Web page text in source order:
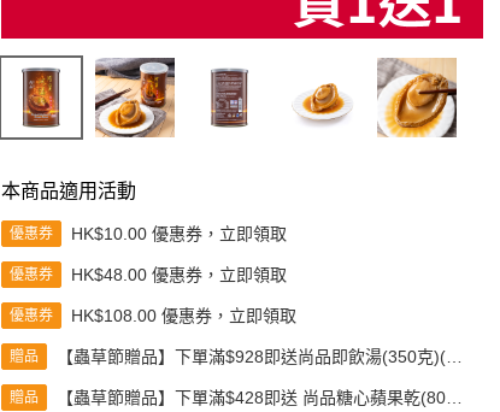
本商品適用活動
優惠券 HK$10.00 優惠券，立即領取
優惠券 HK$48.00 優惠券，立即領取
優惠券 HK$108.00 優惠券，立即領取
贈品
【蟲草節贈品】下單滿$928即送尚品即飲湯(350克)(款
贈品
【蟲草節贈品】下單滿$428即送 尚品糖心蘋果乾(80